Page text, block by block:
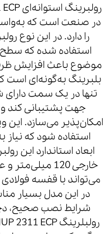
در صنعت است که
را دارد. در این نوع
استفاده شده که سطح
موضوع باعث افزایش
بلبرینگ به‌گونه‌ای است
تنها در یک سمت دارای
جهت پشتیبانی کند
استفاده شود که
می‌تواند با قفسه
در این مدل بسیار
شرایط نصب صحیح،